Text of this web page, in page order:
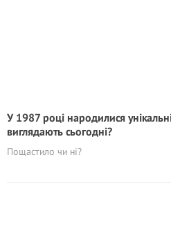
У 1987 році народилися
виглядають сьогодні?
Пощастило чи ні?